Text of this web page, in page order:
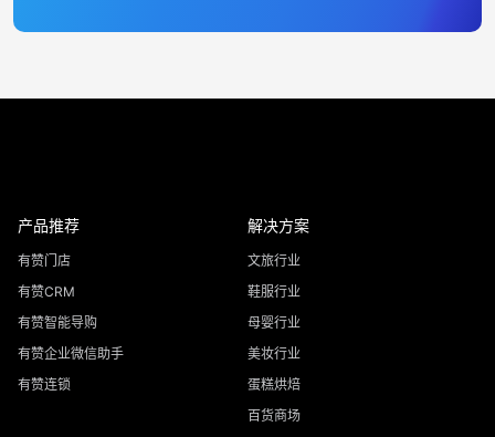
产品推荐
有赞门店
有赞CRM
有赞智能导购
有赞企业微信助手
有赞连锁
解决方案
文旅行业
鞋服行业
母婴行业
美妆行业
蛋糕烘焙
百货商场